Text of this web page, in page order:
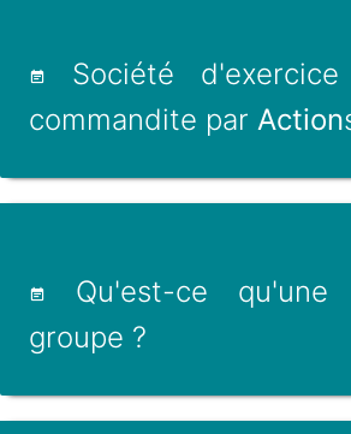
Société
commandite par Action
Qu'est-ce qu'une
groupe ?